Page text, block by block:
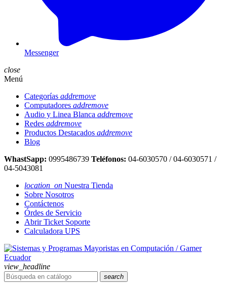
Messenger
close
Menú
Categorías addremove
Computadores addremove
Audio y Linea Blanca addremove
Redes addremove
Productos Destacados addremove
Blog
WhastSapp: 0995486739 Teléfonos: 04-6030570 / 04-6030571 /
04-5043081
location_on Nuestra Tienda
Sobre Nosotros
Contáctenos
Órdes de Servicio
Abrir Ticket Soporte
Calculadora UPS
view_headline
search